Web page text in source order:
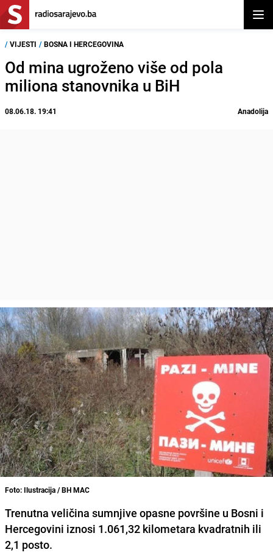
/ VIJESTI / BOSNA I HERCEGOVINA
Od mina ugroženo više od pola
miliona stanovnika u BiH
08.06.18. 19:41 Anadolija
Foto: Ilustracija / BH MAC
Trenutna veličina sumnjive opasne površine u Bosni i
Hercegovini iznosi 1.061,32 kilometara kvadratnih ili
2,1 posto.